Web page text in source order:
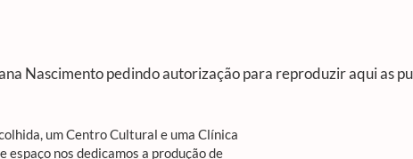
Nascimento pedindo autorização para reproduzir aqui as
um Centro Cultural e uma Clínica
espaço nos dedicamos a produção de